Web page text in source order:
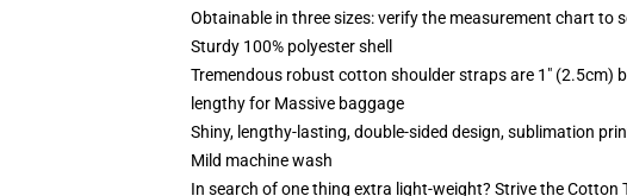
Obtainable in three sizes: verify the measurement chart to
Sturdy 100% polyester shell
Tremendous robust cotton shoulder straps are 1" (2.5cm)
lengthy for Massive baggage
Shiny, lengthy-lasting, double-sided design, sublimation
Mild machine wash
In search of one thing extra light-weight? Strive the Cotton